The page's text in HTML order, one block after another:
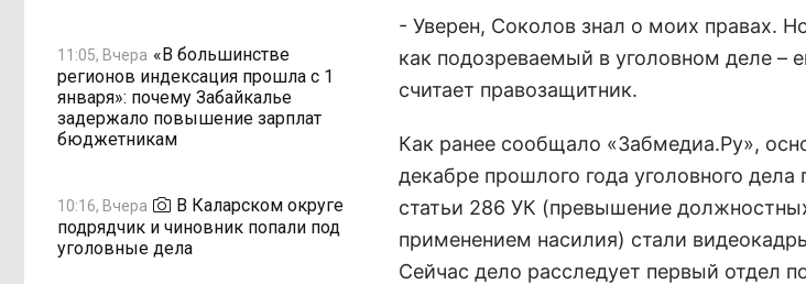
11:05, Вчера «В большинстве
регионов индексация прошла с 1
января»: почему Забайкалье
задержало повышение зарплат
бюджетникам
10:16, Вчера
В Каларском округе
подрядчик и чиновник попали под
уголовные дела
- Уверен, Соколов знал о моих правах.
как подозреваемый в уголовном деле –
считает правозащитник.
Как ранее сообщало «Забмедиа.Ру»,
декабре прошлого года уголовного дела
статьи 286 УК (превышение
применением насилия) стали
Сейчас дело расследует первый отдел